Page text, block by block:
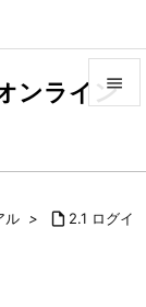
ンライン

ル >  2.1 ログイ